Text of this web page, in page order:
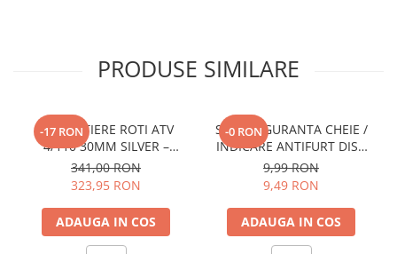
PRODUSE SIMILARE
-17 RON
DISTANTIERE ROTI ATV
4/110 30MM SILVER –
CFMOTO / YAMAHA /
SUZUKI (PREZON M10x1.25)
341,00 RON
323,95 RON
ADAUGA IN COS
-0 RON
SNUR SIGURANTA CHEIE /
INDICARE ANTIFURT DISC
ATV / MOTO / JETSKI /
SNOWMOBILE - OX795
9,99 RON
9,49 RON
ADAUGA IN COS